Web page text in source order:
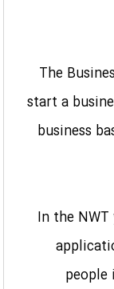
The
start a
business
In the
people